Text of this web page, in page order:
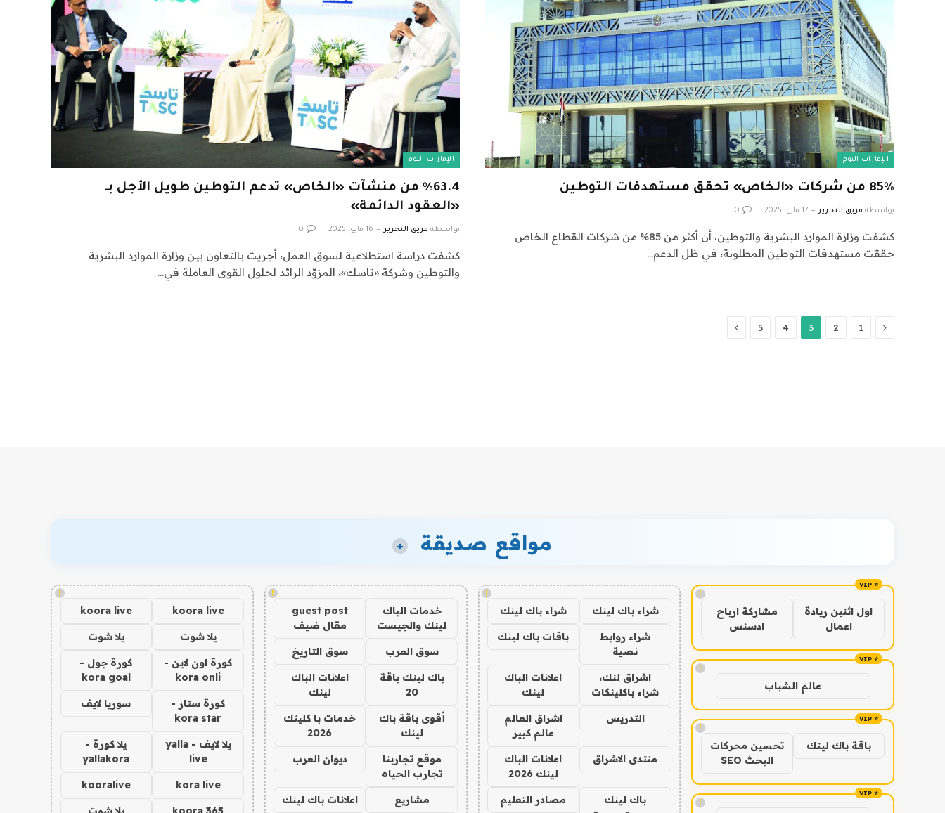
الإمارات اليوم
85% من شركات «الخاص» تحقق مستهدفات التوطين
بواسطة فريق التحرير 17 مايو، 2025 0
كشفت وزارة الموارد البشرية والتوطين، أن أكثر من 85% من شركات القطاع الخاص
حققت مستهدفات التوطين المطلوبة، في ظل الدعم…
الإمارات اليوم
%63.4 من منشآت «الخاص» تدعم التوطين طويل الأجل بـ
«العقود الدائمة»
بواسطة فريق التحرير 16 مايو، 2025 0
كشفت دراسة استطلاعية لسوق العمل، أجريت بالتعاون بين وزارة الموارد البشرية
والتوطين وشركة «تاسك»، المزوّد الرائد لحلول القوى العاملة في…
السابق
1
2
3
4
5 التالي
مواقع صديقة +
!
اول اثنين ريادة
اعمال
مشاركة ارباح
ادسنس
!
عالم الشباب
!
باقة باك لينك
تحسين محركات
البحث SEO
!
!
شراء باك لينك شراء باك لينك
شراء روابط
نصية
باقات باك لينك
اشراق لنك،
شراء باكلينكات
اعلانات الباك
لينك
التدريس
اشراق العالم
عالم كبير
منتدى الاشراق
اعلانات الباك
لينك 2026
باك لينك
مصادر التعليم
!
خدمات الباك
لينك والجيست
guest post
مقال ضيف
سوق العرب سوق التاريخ
باك لينك باقة
20
اعلانات الباك
لينك
أقوى باقة باك
لينك
خدمات با كلينك
2026
موقع تجاربنا
تجارب الحياه
ديوان العرب
مشاريع اعلانات باك لينك
!
koora live
koora live
يلا شوت يلا شوت
كورة اون لاين -
kora onli
كورة جول -
kora goal
كورة ستار -
kora star
سوريا لايف
يلا لايف - yalla
live
يلا كورة -
yallakora
kora live
kooralive